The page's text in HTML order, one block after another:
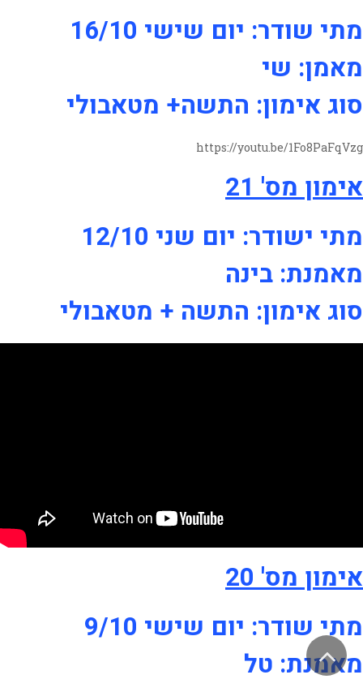
מתי שודר: יום שישי 16/10
מאמן: שי
סוג אימון: התשה+ מטאבולי
https://youtu.be/1Fo8PaFqVzg
אימון מס' 21
מתי ישודר: יום שני 12/10
מאמנת: בינה
סוג אימון: התשה + מטאבולי
אימון מס' 20
מתי שודר: יום שישי 9/10
מאמנת: טל
גלילה
לראש